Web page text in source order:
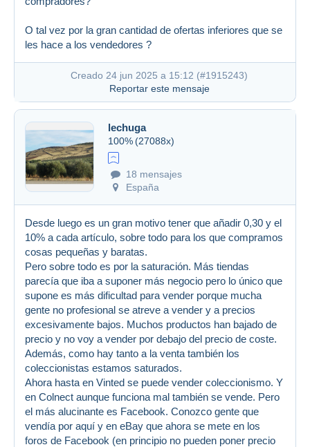
O tal vez por la gran cantidad de ofertas inferiores que se
les hace a los vendedores ?
Creado 24 jun 2025 a 15:12 (#1915243)
Reportar este mensaje
lechuga
100% (27088x)
18 mensajes
España
Desde luego es un gran motivo tener que añadir 0,30 y el
10% a cada artículo, sobre todo para los que compramos
cosas pequeñas y baratas.
Pero sobre todo es por la saturación. Más tiendas
parecía que iba a suponer más negocio pero lo único que
supone es más dificultad para vender porque mucha
gente no profesional se atreve a vender y a precios
excesivamente bajos. Muchos productos han bajado de
precio y no voy a vender por debajo del precio de coste.
Además, como hay tanto a la venta también los
coleccionistas estamos saturados.
Ahora hasta en Vinted se puede vender coleccionismo. Y
en Colnect aunque funciona mal también se vende. Pero
el más alucinante es Facebook. Conozco gente que
vendía por aquí y en eBay que ahora se mete en los
foros de Facebook (en principio no pueden poner precio